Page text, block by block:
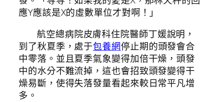
應Y應該是X的虛數單位才對啊！」
航空總病院皮膚科住院醫師丁媛說明，
到了秋夏季，處于包養網停止期的頭發會合
中零落。並且夏季氣象變得加倍干燥，頭發
中的水分不難流掉，這也會招致頭發變得干
燥易斷，使得失落發量看起來較日常平凡增
多。